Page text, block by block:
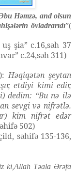
Həmzə, and olsun
övladrarıdı”(
şia” c.16,səh 37
c.24,səh 311)
Həqiqətən şeytan
etdiyi kimi edir,
dedim: “Bu nə ilə
sevgi və nifrətlə.
kim nifrət edər
502)
səhifə 135-136,
ki,Allah Təala Ərəfa